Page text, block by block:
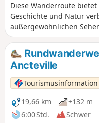
Diese Wanderroute
Geschichte und Natur
außergewöhnlichen
durchqueren eine
Natur und alter
Ruhe vor den Toren von
Ancteville
Tourismusinformation
19,66 km
+132 m
6:00 Std.
Schwer